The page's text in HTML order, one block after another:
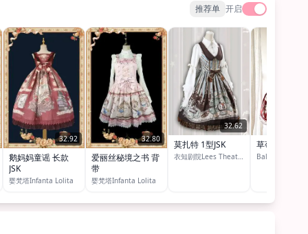
推荐单 开启
32.92
鹅妈妈童谣 长款
JSK
婴梵塔Infanta Lolita
32.80
爱丽丝秘境之书 背
带
婴梵塔Infanta Lolita
32.62
莫扎特 1型JSK
衣知剧院Lees Theater/衣知剧院STUDIO
草莓庄园 jsk
Balladeer原创